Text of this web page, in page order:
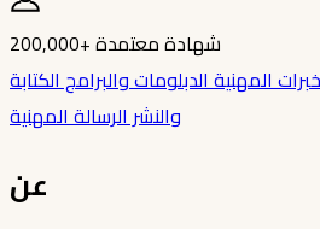
200,000+شهادة معتمدة
المهنيةالدبلومات والبرامجالكتابة
والنشرالرسالة المهنية
عن